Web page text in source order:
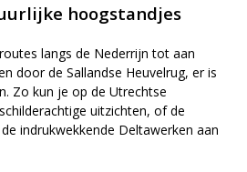
hoogstandjes
langs de Nederrijn tot aan
door de Sallandse Heuvelrug, er is
Zo kun je op de Utrechtse
uitzichten, of de
indrukwekkende Deltawerken aan